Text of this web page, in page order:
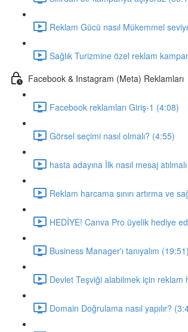
Reklam Gücü nasıl Mükemmel
Sağlık Turizmine özel reklam
Facebook & Instagram (Meta) Reklamları
Facebook reklamları Giriş-1 (4:08)
Görsel seçimi nasıl olmalı? (4:55)
hasta adayına İlk nasıl mesaj
Reklam harcama sınırı artırma ve
HEDİYE! Canva Pro üyelik hediye
Business Manager'ı tanıyalım (19:51)
Devlet Teşviği alabilmek için reklam
Domain Doğrulama nasıl yapılır?